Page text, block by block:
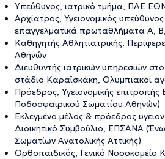
Υπεύθυνος, ιατρικό τμήμα, ΠΑΕ
Αρχίατρος, Υγειονομικός
επαγγελματικά πρωταθλήματα Α,
Καθηγητής Αθλητιατρικής,
Αθηνών
Διευθυντής ιατρικών υπηρεσιών
στάδιο Καραϊσκάκη, Ολυμπιακοί
Πρόεδρος, Υγειονομικής
Ποδοσφαιρικού Σωματίου Αθηνών)
Εκλεγμένο μέλος & πρόεδρος
Διοικητικό Συμβούλιο, ΕΠΣΑΝΑ
Σωματίων Ανατολικής Αττικής)
Ορθοπαιδικός, Γενικό Νοσοκομείο